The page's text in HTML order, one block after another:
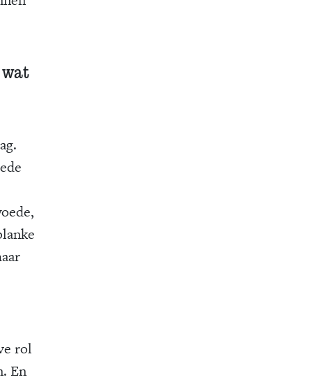
rol
En